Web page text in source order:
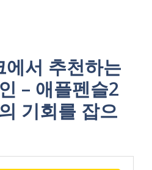
서 추천하는
– 애플펜슬2
기회를 잡으